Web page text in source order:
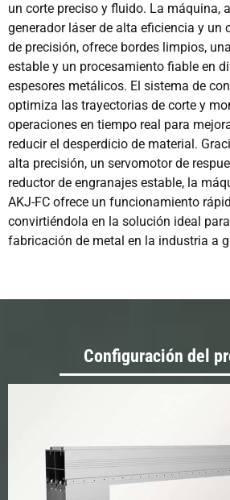
un corte preciso y fluido. La máquina,
generador láser de alta eficiencia y un
de precisión, ofrece bordes limpios,
estable y un procesamiento fiable en
espesores metálicos. El sistema de
optimiza las trayectorias de corte y
operaciones en tiempo real para
reducir el desperdicio de material.
alta precisión, un servomotor de
reductor de engranajes estable, la
AKJ-FC ofrece un funcionamiento
convirtiéndola en la solución ideal
fabricación de metal en la industria a
Configuración del